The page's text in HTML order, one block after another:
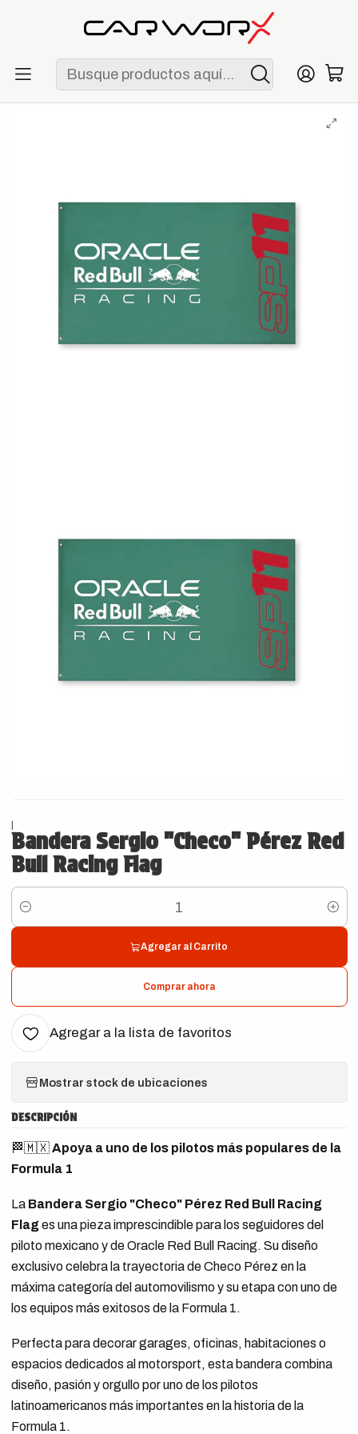
ENVÍO GRATIS POR COMPRAS MAYORES A S/ 250
Red Bull
Bandera Sergio "Checo" Pérez Red Bull Racing Flag
|
Bandera Sergio "Checo" Pérez Red
Bull Racing Flag
Cantidad
Agregar al Carrito
Comprar ahora
Agregar a la lista de favoritos
Mostrar stock de ubicaciones
DESCRIPCIÓN
🏁🇲🇽Apoya a uno de los pilotos más populares de la
Formula 1
La Bandera Sergio "Checo" Pérez Red Bull Racing
Flages una pieza imprescindible para los seguidores del
piloto mexicano y de Oracle Red Bull Racing. Su diseño
exclusivo celebra la trayectoria de Checo Pérez en la
máxima categoría del automovilismo y su etapa con uno de
los equipos más exitosos de la Formula 1.
Perfecta para decorar garages, oficinas, habitaciones o
espacios dedicados al motorsport, esta bandera combina
diseño, pasión y orgullo por uno de los pilotos
latinoamericanos más importantes en la historia de la
Formula 1.